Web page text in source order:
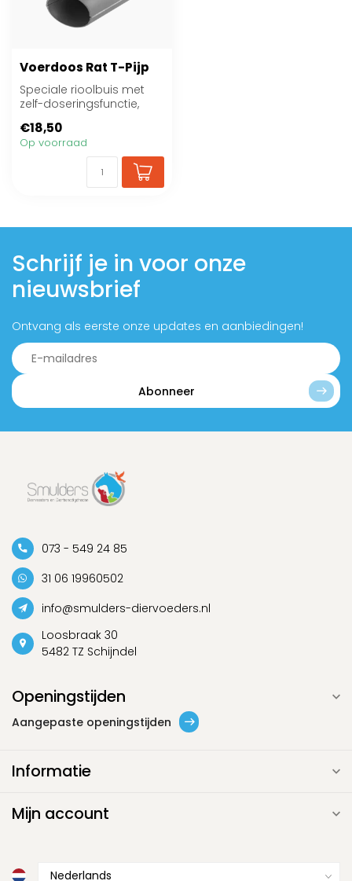
Voerdoos Rat T-Pijp
Speciale rioolbuis met
zelf-doseringsfunctie,
en blokke...
€18,50
Op voorraad
Schrijf je in voor onze
nieuwsbrief
Ontvang als eerste onze updates en aanbiedingen!
Abonneer
073 - 549 24 85
31 06 19960502
info@smulders-diervoeders.nl
Loosbraak 30
5482 TZ Schijndel
Openingstijden
Aangepaste openingstijden
Informatie
Mijn account